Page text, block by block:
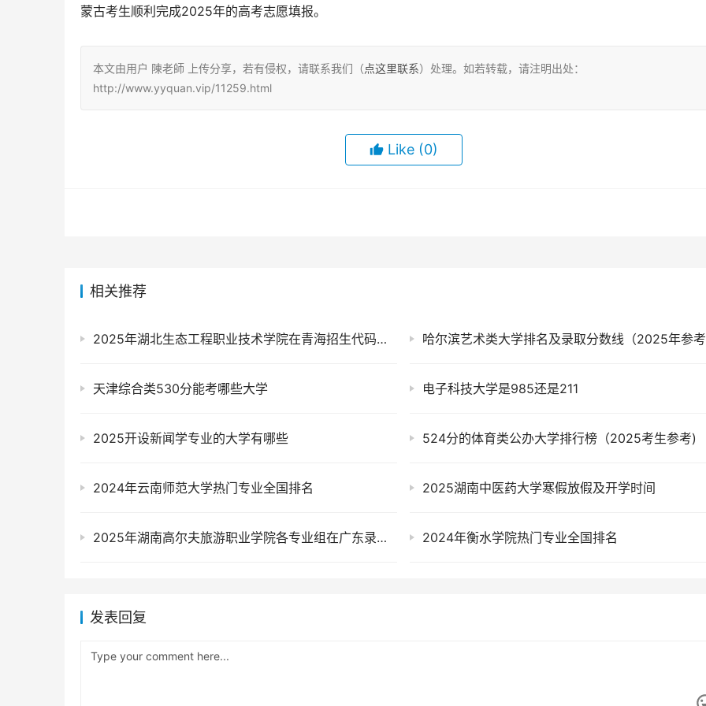
蒙古考生顺利完成2025年的高考志愿填报。
本文由用户 陳老師 上传分享，若有侵权，请联系我们（点这里联系）处理。如若转载，请注明出处：
http://www.yyquan.vip/11259.html
Like (0)
相关推荐
2025年湖北生态工程职业技术学院在青海招生代码：4245 哈尔滨艺术类大学排名及录取分数线（2025年参
天津综合类530分能考哪些大学 电子科技大学是985还是211
2025开设新闻学专业的大学有哪些 524分的体育类公办大学排行榜（2025考生参考)
2024年云南师范大学热门专业全国排名 2025湖南中医药大学寒假放假及开学时间
2025年湖南高尔夫旅游职业学院各专业组在广东录取分数线及位次 2024年衡水学院热门专业全国排名
发表回复